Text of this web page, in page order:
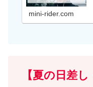
mini-rider.com
【夏の日差